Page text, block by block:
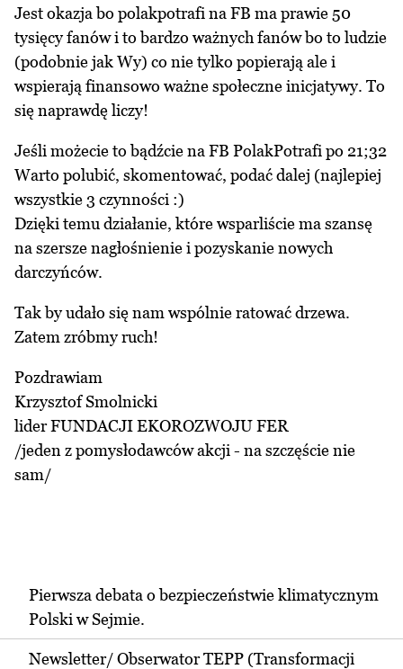
Jest okazja bo polakpotrafi na FB ma prawie 50
tysięcy fanów i to bardzo ważnych fanów bo to ludzie
(podobnie jak Wy) co nie tylko popierają ale i
wspierają finansowo ważne społeczne inicjatywy. To
się naprawdę liczy!
Jeśli możecie to bądźcie na FB PolakPotrafi po 21;32
Warto polubić, skomentować, podać dalej (najlepiej
wszystkie 3 czynności :)
Dzięki temu działanie, które wsparliście ma szansę
na szersze nagłośnienie i pozyskanie nowych
darczyńców.
Tak by udało się nam wspólnie ratować drzewa.
Zatem zróbmy ruch!
Pozdrawiam
Krzysztof Smolnicki
lider FUNDACJI EKOROZWOJU FER
/jeden z pomysłodawców akcji - na szczęście nie
sam/
Pierwsza debata o bezpieczeństwie klimatycznym
Polski w Sejmie.
Newsletter/ Obserwator TEPP (Transformacji